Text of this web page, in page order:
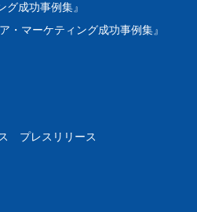
グ成功事例集』
・マーケティング成功事例集』
プレスリリース